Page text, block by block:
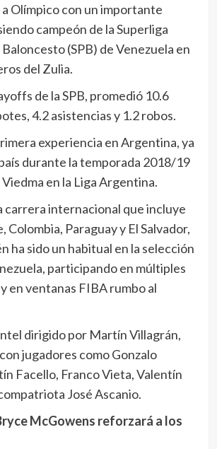
Olímpico con un importante
campeón de la Superliga
(SPB) de Venezuela en
del Zulia.
de la SPB, promedió 10.6
4.2 asistencias y 1.2 robos.
experiencia en Argentina, ya
durante la temporada 2018/19
en la Liga Argentina.
carrera internacional que incluye
Colombia, Paraguay y El Salvador,
ha sido un habitual en la selección
participando en múltiples
en ventanas FIBA rumbo al
dirigido por Martín Villagrán,
jugadores como Gonzalo
Facello, Franco Vieta, Valentín
José Ascanio.
McGowens reforzará a los